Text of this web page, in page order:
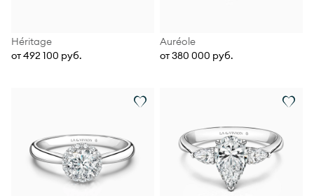
Héritage
от 492 100 руб.
Auréole
от 380 000 руб.